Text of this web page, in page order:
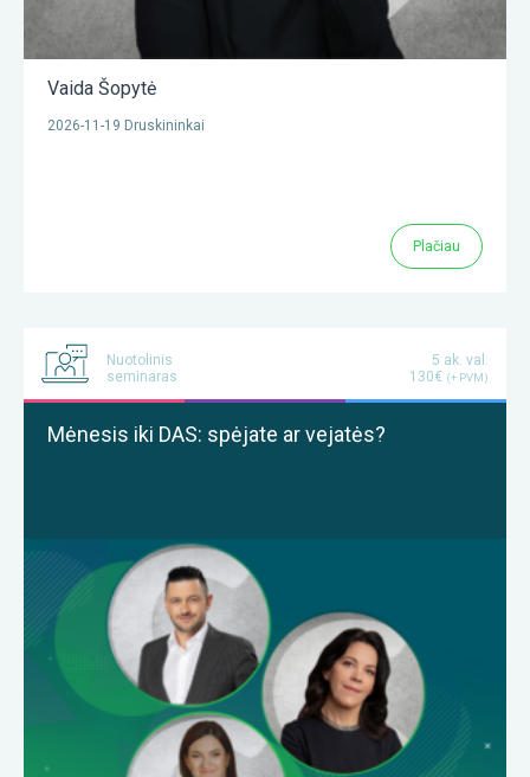
Vaida Šopytė
2026-11-19 Druskininkai
Plačiau
Nuotolinis
seminaras
5 ak. val.
130€ (+ PVM)
Mėnesis iki DAS: spėjate ar vejatės?